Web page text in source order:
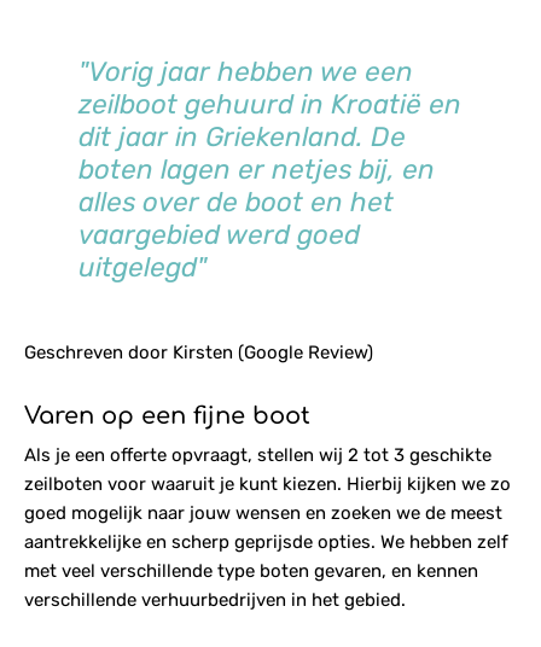
"Vorig jaar hebben we een
zeilboot gehuurd in Kroatië en
dit jaar in Griekenland. De
boten lagen er netjes bij, en
alles over de boot en het
vaargebied werd goed
uitgelegd"
Geschreven door Kirsten (Google Review)
Varen op een fijne boot
Als je een offerte opvraagt, stellen wij 2 tot 3 geschikte
zeilboten voor waaruit je kunt kiezen. Hierbij kijken we zo
goed mogelijk naar jouw wensen en zoeken we de meest
aantrekkelijke en scherp geprijsde opties. We hebben zelf
met veel verschillende type boten gevaren, en kennen
verschillende verhuurbedrijven in het gebied.